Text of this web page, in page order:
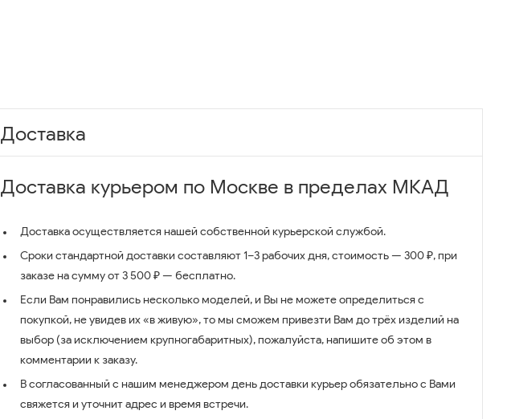
Доставка
Доставка курьером по Москве в пределах МКАД
Доставка осуществляется нашей собственной курьерской службой.
Сроки стандартной доставки составляют 1–3 рабочих дня, стоимость — 300 ₽, при
заказе на сумму от 3 500 ₽ — бесплатно.
Если Вам понравились несколько моделей, и Вы не можете определиться с
покупкой, не увидев их «в живую», то мы сможем привезти Вам до трёх изделий на
выбор (за исключением крупногабаритных), пожалуйста, напишите об этом в
комментарии к заказу.
В согласованный с нашим менеджером день доставки курьер обязательно с Вами
свяжется и уточнит адрес и время встречи.